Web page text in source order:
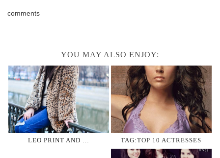
comments
YOU MAY ALSO ENJOY:
LEO PRINT AND … TAG:TOP 10 ACTRESSES